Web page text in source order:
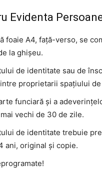
Evidenta
foaie A4, față-verso, se
la ghișeu.
de identitate sau de
proprietarii spațiului
funciară și a
vechi de 30 de zile.
de identitate trebuie
ani, original şi copie.